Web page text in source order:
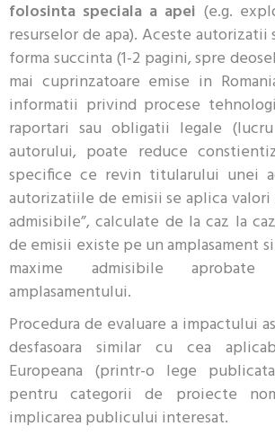
folosinta speciala a apei (e.g.
resurselor de apa). Aceste
forma succinta (1-2 pagini, spre
mai cuprinzatoare emise in
informatii privind procese
raportari sau obligatii legale
autorului, poate reduce
specifice ce revin titularului unei
autorizatiile de emisii se aplica
admisibile”, calculate de la caz la
de emisii existe pe un amplasament
maxime admisibile
amplasamentului.
Procedura de evaluare a impactului
desfasoara similar cu cea
Europeana (printr-o lege
pentru categorii de proiecte
implicarea publicului interesat.